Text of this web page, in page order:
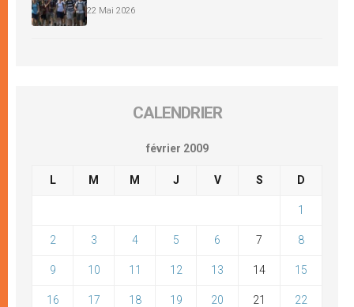
22 Mai 2026
CALENDRIER
février 2009
L M M J V S D
1
2 3 4 5 6 7 8
9 10 11 12 13 14 15
16 17 18 19 20 21 22